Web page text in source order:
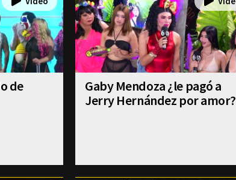
de
Gaby Mendoza ¿le pagó a
Jerry Hernández por amor?